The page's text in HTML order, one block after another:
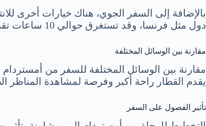
بالإضافة إلى السفر الجوي، هناك خيارات أخرى
دول مثل فرنسا، وقد تستغرق حوالي 10 ساعات تقريباً، بينما الرحلة بالسيارة توفر مرونة أكبر لكنها تتطلب وقتاً أطول
مقارنة بين الوسائل المختلفة
مقارنة بين الوسائل المختلفة للسفر من
يقدم القطار راحة أكبر وفرصة لمشاهدة المناظر
تأثير الفصول على السفر